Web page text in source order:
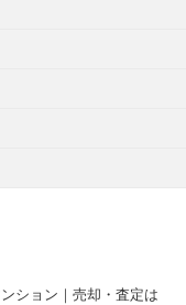
ション｜売却・査定は